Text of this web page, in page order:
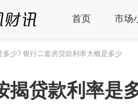
首页 市场
多少? 银行二套房贷款利率大概是多少
揭贷款利率是